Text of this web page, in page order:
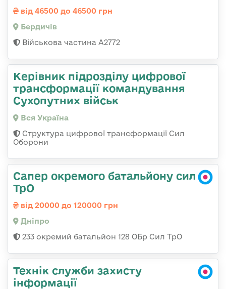
від 46500 до 46500 грн
Бердичів
Військова частина А2772
Керівник підрозділу цифрової
трансформації командування
Сухопутних військ
Вся Україна
Структура цифрової трансформації Сил
Оборони
Сапер окремого батальйону сил
ТрО
від 20000 до 120000 грн
Дніпро
233 окремий батальйон 128 ОБр Сил ТрО
Технік служби захисту
інформації